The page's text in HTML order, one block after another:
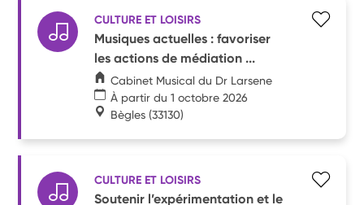
CULTURE ET LOISIRS
Musiques actuelles : favoriser
les actions de médiation ...
Cabinet Musical du Dr Larsene
À partir du 1 octobre 2026
Bègles (33130)
CULTURE ET LOISIRS
Soutenir l’expérimentation et le